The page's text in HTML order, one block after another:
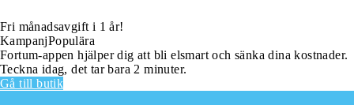
Fri månadsavgift i 1 år!
KampanjPopulära
Fortum-appen hjälper dig att bli elsmart och sänka dina kostnader.
Teckna idag, det tar bara 2 minuter.
Gå till butik